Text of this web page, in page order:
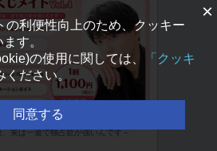
井文也のくじメイトVol.4～チャラめ
、実は一途で独占欲が強いんです～
×
の利便性向上のため、クッキー
す。
の使用に関しては、
「クッキ
ください。
同意する